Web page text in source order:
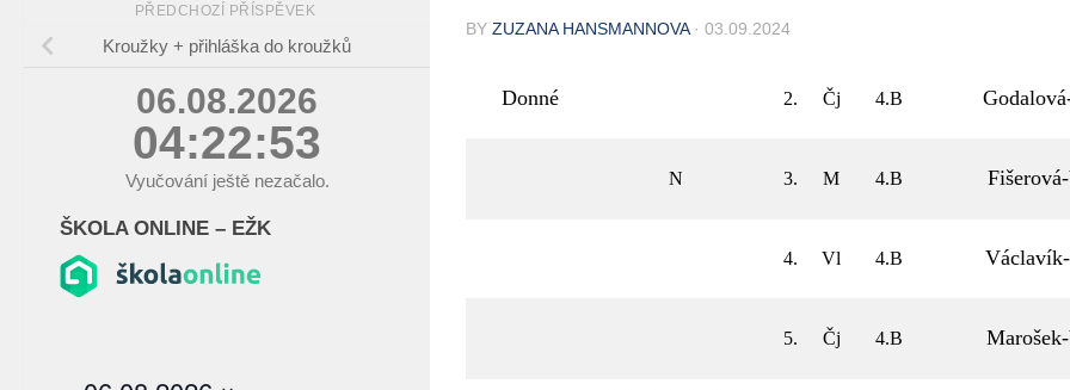
BY ZUZANA HANSMANNOVA · 03.09.2024
Donné 2. Čj 4.B
N 3. M 4.B
4. Vl 4.B
5. Čj 4.B
PŘEDCHOZÍ PŘÍSPĚVEK
Kroužky + přihláška do kroužků
06.08.2026
04:22:53
Vyučování ještě nezačalo.
ŠKOLA ONLINE – EŽK